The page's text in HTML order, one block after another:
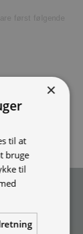
først følgende
produkter, tilbud,
×
til at
bruge
til